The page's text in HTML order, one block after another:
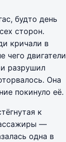
будто день
сторон.
кричали в
чего двигатели
разрушил
Она
покинуло её.
к
—
одна в